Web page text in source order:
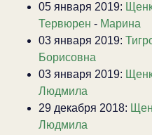
05 января 2019:
Тервюрен - Марина
03 января 2019:
Борисовна
03 января 2019:
Людмила
29 декабря 2018:
Людмила